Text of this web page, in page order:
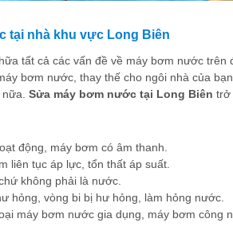
tại nhà khu vực Long Biên
tất cả các vấn đề về máy bơm nước trên
bơm nước, thay thế cho ngôi nhà của
Sửa máy bơm nước tại Long Biên trở
động, máy bơm có âm thanh.
liên tục áp lực, tổn thất áp suất.
không phải là nước.
hỏng, vòng bi bị hư hỏng, làm hỏng nước.
máy bơm nước gia dụng, máy bơm công